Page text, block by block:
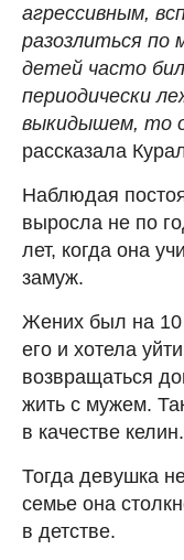
агрессивным,
разозлиться по
детей часто
периодически
выкидышем, то
рассказала
Наблюдая
выросла не по
лет, когда она
замуж.
Жених был на 10
его и хотела
возвращаться
жить с мужем.
в качестве келин.
Тогда девушка
семье она
в детстве.